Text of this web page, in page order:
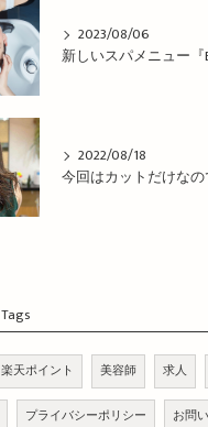
2023/08/06
2022/08/18
Tags
楽天ポイント 美容師 求人
プライバシーポリシー お問